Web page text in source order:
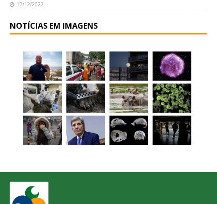
17/12/2022
NOTÍCIAS EM IMAGENS